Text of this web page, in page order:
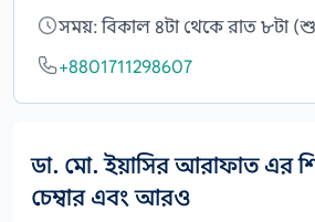
সময়: বিকাল ৪টা থেকে রাত ৮টা
+8801711298607
ডা. মো. ইয়াসির আরাফাত এর
চেম্বার এবং আরও